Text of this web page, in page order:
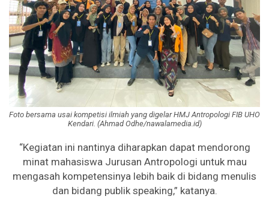
Foto bersama usai kompetisi ilmiah yang digelar HMJ Antropologi FIB UHO
Kendari. (Ahmad Odhe/nawalamedia.id)
“Kegiatan ini nantinya diharapkan dapat mendorong
minat mahasiswa Jurusan Antropologi untuk mau
mengasah kompetensinya lebih baik di bidang menulis
dan bidang publik speaking,” katanya.